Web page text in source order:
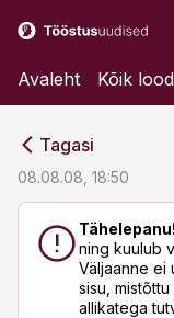
Avaleht Kõik lood
Tagasi
08.08.08, 18:50
Tähelepanu!
ning kuulub
Väljaanne ei
sisu,
allikatega